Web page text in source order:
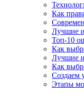
Как
Лучшие
Топ-10
Как
Лучшие
Как
Создаем
Этапы